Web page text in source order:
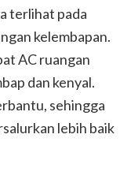
terlihat pada
kelembapan.
AC ruangan
dan kenyal.
sehingga
lebih baik